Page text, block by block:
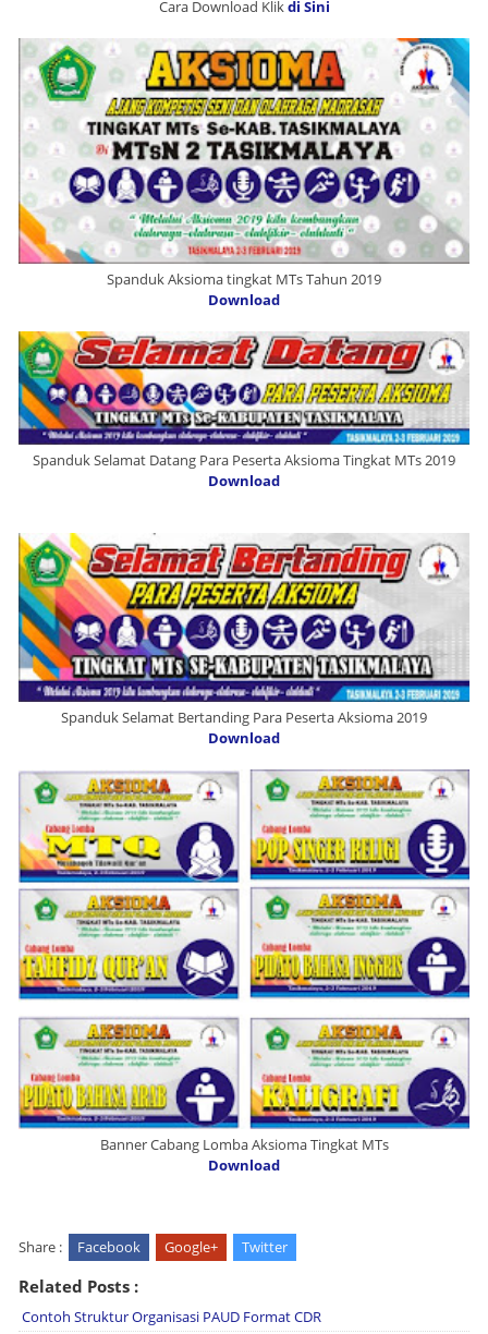
Cara Download Klikdi Sini
Spanduk Aksioma tingkat MTs Tahun 2019
Download
Spanduk Selamat Datang Para Peserta Aksioma Tingkat MTs 2019
Download
Spanduk Selamat Bertanding Para Peserta Aksioma 2019
Download
Banner Cabang Lomba Aksioma Tingkat MTs
Download
Share : Facebook Google+ Twitter
Related Posts :
Contoh Struktur Organisasi PAUD Format CDR